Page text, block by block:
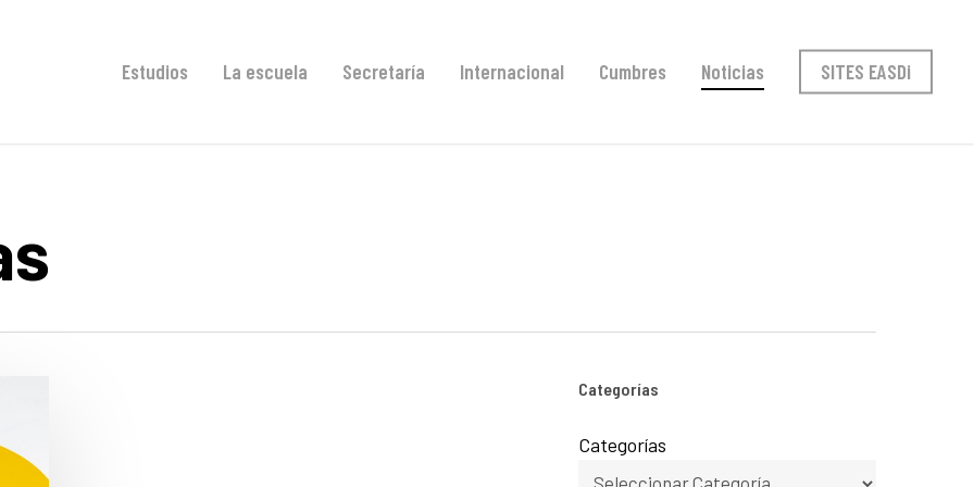
Estudios La escuela Secretaría Internacional Cumbres Noticias SITES EASDi
Categorías
Categorías